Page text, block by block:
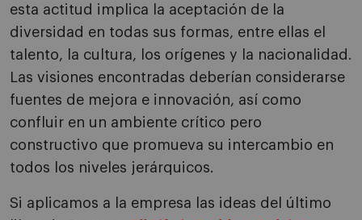
esta actitud implica la aceptación de la
diversidad en todas sus formas, entre ellas el
talento, la cultura, los orígenes y la nacionalidad.
Las visiones encontradas deberían considerarse
fuentes de mejora e innovación, así como
confluir en un ambiente crítico pero
constructivo que promueva su intercambio en
todos los niveles jerárquicos.
Si aplicamos a la empresa las ideas del último